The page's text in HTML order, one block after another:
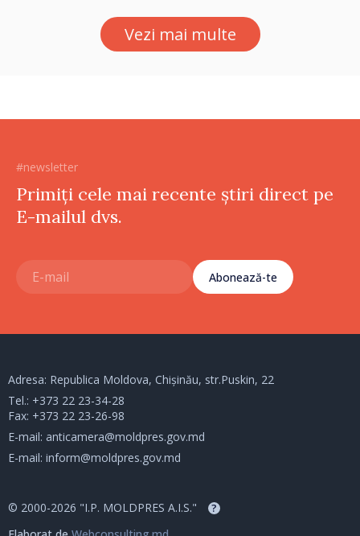
Petra Lärke
Vezi mai multe
#newsletter
Primiți cele mai recente știri direct pe
E-mailul dvs.
Abonează-te
Adresa: Republica Moldova, Chișinău, str.Puskin, 22
Tel.: +373 22 23-34-28
Fax: +373 22 23-26-98
E-mail: anticamera@moldpres.gov.md
E-mail: inform@moldpres.gov.md
© 2000-2026 "I.P. MOLDPRES A.I.S." ?